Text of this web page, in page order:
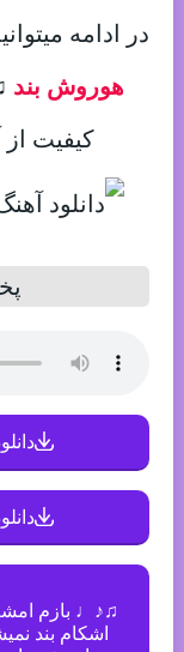
در ادامه
هوروش بند
کیفیت از
♫♪♩ بازم
اشکام بند